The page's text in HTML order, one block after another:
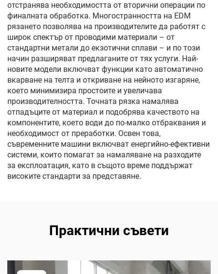
отстранява необходимостта от вторични операции по
финалната обработка. Многостранността на EDM
рязането позволява на производителите да работят с
широк спектър от проводими материали – от
стандартни метали до екзотични сплави – и по този
начин разширяват предлаганите от тях услуги. Най-
новите модели включват функции като автоматично
вкарване на телта и откриване на нейното изгаряне,
което минимизира простоите и увеличава
производителността. Точната рязка намалява
отпадъците от материал и подобрява качеството на
компонентите, което води до по-малко отбраквания и
необходимост от преработки. Освен това,
съвременните машини включват енергийно-ефективни
системи, които помагат за намаляване на разходите
за експлоатация, като в същото време поддържат
високите стандарти за представяне.
Практични съвети